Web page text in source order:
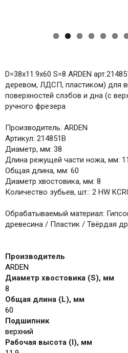
D=38x11.9x60 S=8 ARDEN
деревом, ЛДСП, пластиком) для
поверхностей слэбов и дна (с
ручного фрезера
Производитель: ARDEN
Артикул: 214851B
Диаметр, мм: 38
Длина режущей части ножа, мм:
Общая длина, мм: 60
Диаметр хвостовика, мм: 8
Количество зубьев, шт.: 2 HW
Обрабатываемый материал:
древесина / Пластик / Твёрдая
Производитель
ARDEN
Диаметр хвостовика (S), мм
8
Общая длина (L), мм
60
Подшипник
верхний
Рабочая высота (I), мм